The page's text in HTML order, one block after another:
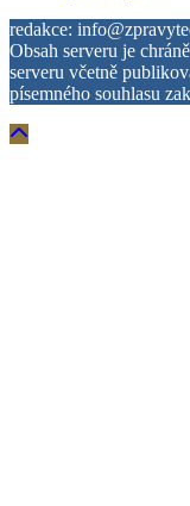
redakce:
Obsah serveru je
serveru včetně
písemného souhlasu